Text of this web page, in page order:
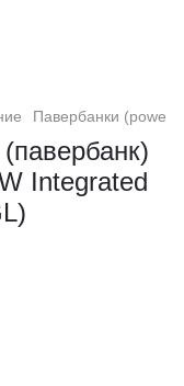
Павербанки
Integrated